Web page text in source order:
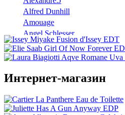
Alfred Dunhill
Amouage
Angel Schlesser
Anna Sui
Annayake
Antonio Banderas
Armaf
Armand Basi
Интернет-магазин